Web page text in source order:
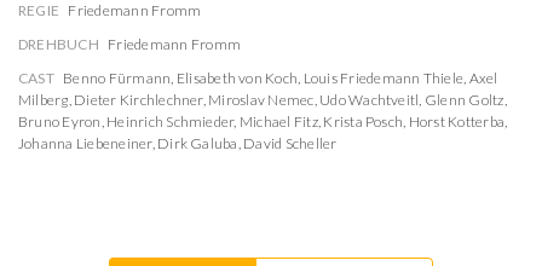
REGIE Friedemann Fromm
DREHBUCH Friedemann Fromm
CAST Benno Fürmann, Elisabeth von Koch, Louis Friedemann Thiele, Axel
Milberg, Dieter Kirchlechner, Miroslav Nemec, Udo Wachtveitl, Glenn Goltz,
Bruno Eyron, Heinrich Schmieder, Michael Fitz, Krista Posch, Horst Kotterba,
Johanna Liebeneiner, Dirk Galuba, David Scheller